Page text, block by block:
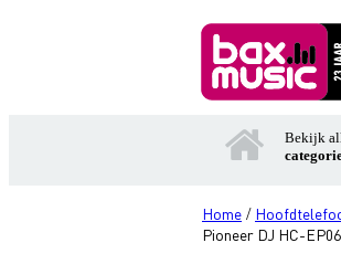
Bekijk
Home /
Pioneer DJ HC-